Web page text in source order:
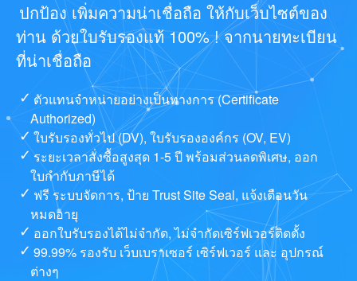
ปกป้อง เพิ่มความน่าเชื่อถือ ให้กับเว็บไซต์ของ
ท่าน ด้วยใบรับรองแท้ 100% ! จากนายทะเบียน
ที่น่าเชื่อถือ
ตัวแทนจำหน่ายอย่างเป็นทางการ (Certificate
Authorized)
ใบรับรองทั่วไป (DV), ใบรับรององค์กร (OV, EV)
ระยะเวลาสั่งซื้อสูงสุด 1-5 ปี พร้อมส่วนลดพิเศษ, ออก
ใบกำกับภาษีได้
ฟรี ระบบจัดการ, ป้าย Trust Site Seal, แจ้งเตือนวัน
หมดอายุ
ออกใบรับรองได้ไม่จำกัด, ไม่จำกัดเซิร์ฟเวอร์ติดตั้ง
99.99% รองรับ เว็บเบราเซอร์ เซิร์ฟเวอร์ และ อุปกรณ์
ต่างๆ